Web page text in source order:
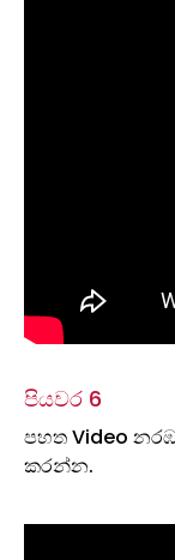
පියවර 6
පහත Video
කරන්න.